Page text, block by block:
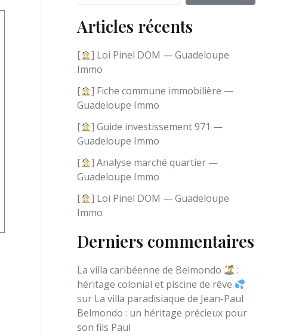
n
l
a
n
g
u
e
Articles récents
[
] Loi Pinel DOM — Guadeloupe
Immo
[
] Fiche commune immobilière —
Guadeloupe Immo
[
] Guide investissement 971 —
Guadeloupe Immo
[
] Analyse marché quartier —
Guadeloupe Immo
[
] Loi Pinel DOM — Guadeloupe
Immo
Derniers commentaires
La villa caribéenne de Belmondo
:
héritage colonial et piscine de rêve
sur La villa paradisiaque de Jean-Paul
Belmondo : un héritage précieux pour
son fils Paul